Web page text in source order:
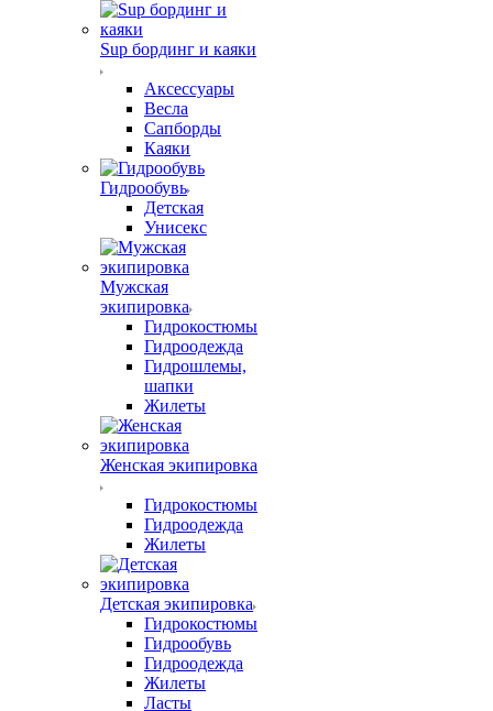
Sup бординг и каяки
Аксессуары
Весла
Сапборды
Каяки
Гидрообувь
Детская
Унисекс
Мужская
экипировка
Гидрокостюмы
Гидроодежда
Гидрошлемы,
шапки
Жилеты
Женская экипировка
Гидрокостюмы
Гидроодежда
Жилеты
Детская экипировка
Гидрокостюмы
Гидрообувь
Гидроодежда
Жилеты
Ласты